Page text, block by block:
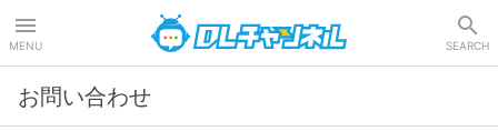
MENU SEARCH
お問い合わせ